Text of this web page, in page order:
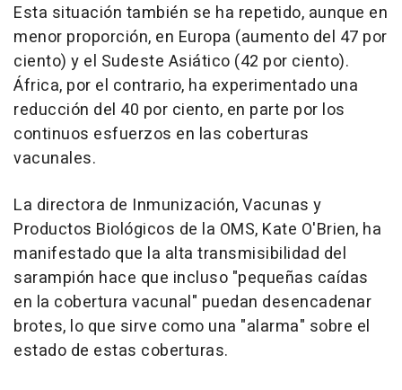
Esta situación también se ha repetido, aunque en
menor proporción, en Europa (aumento del 47 por
ciento) y el Sudeste Asiático (42 por ciento).
África, por el contrario, ha experimentado una
reducción del 40 por ciento, en parte por los
continuos esfuerzos en las coberturas
vacunales.
La directora de Inmunización, Vacunas y
Productos Biológicos de la OMS, Kate O'Brien, ha
manifestado que la alta transmisibilidad del
sarampión hace que incluso "pequeñas caídas
en la cobertura vacunal" puedan desencadenar
brotes, lo que sirve como una "alarma" sobre el
estado de estas coberturas.